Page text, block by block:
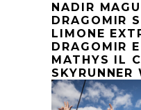
NADIR
DRAGOMIR
LIMONE
DRAGOMIR
MATHYS IL
SKYRUNNER